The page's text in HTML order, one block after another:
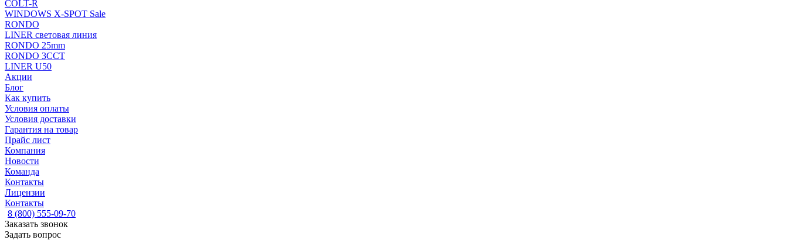
COLT-R
WINDOWS X-SPOT Sale
RONDO
LINER световая линия
RONDO 25mm
RONDO 3CCT
LINER U50
Акции
Блог
Как купить
Условия оплаты
Условия доставки
Гарантия на товар
Прайс лист
Компания
Новости
Команда
Контакты
Лицензии
Контакты
8 (800) 555-09-70
Заказать звонок
Задать вопрос